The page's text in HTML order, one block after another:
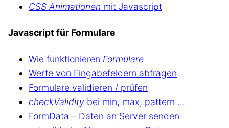
CSS Animationen mit Javascript
Javascript für Formulare
Wie funktionieren Formulare
Werte von Eingabefeldern abfragen
Formulare validieren / prüfen
checkValidity bei min, max, pattern …
FormData – Daten an Server senden